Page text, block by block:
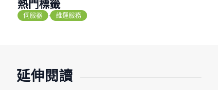
熱門標籤
伺服器 , 維運服務
延伸閱讀